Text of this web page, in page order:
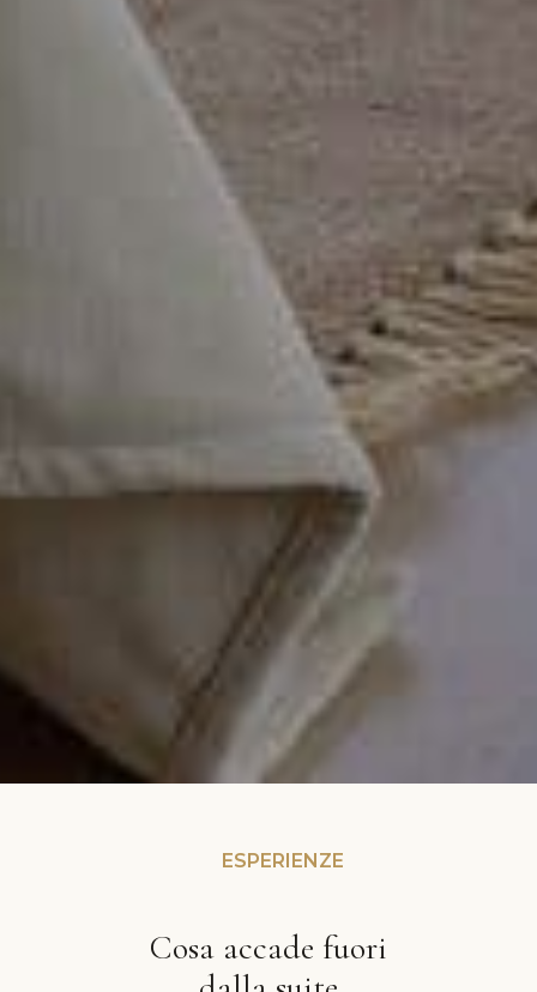
ESPERIENZE
Cosa accade fuori